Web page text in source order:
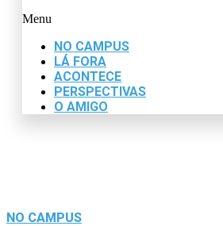
Menu
NO CAMPUS
LÁ FORA
ACONTECE
PERSPECTIVAS
O AMIGO
NO CAMPUS